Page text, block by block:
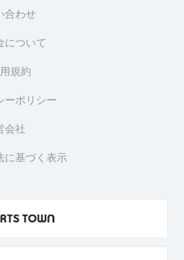
合わせ
について
規約
ーポリシー
会社
に基づく表示